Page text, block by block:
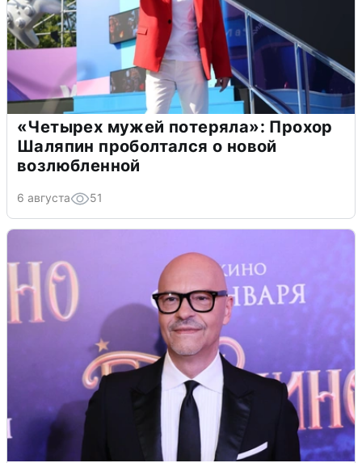
«Четырех мужей потеряла»: Прохор
Шаляпин проболтался о новой
возлюбленной
6 августа 51